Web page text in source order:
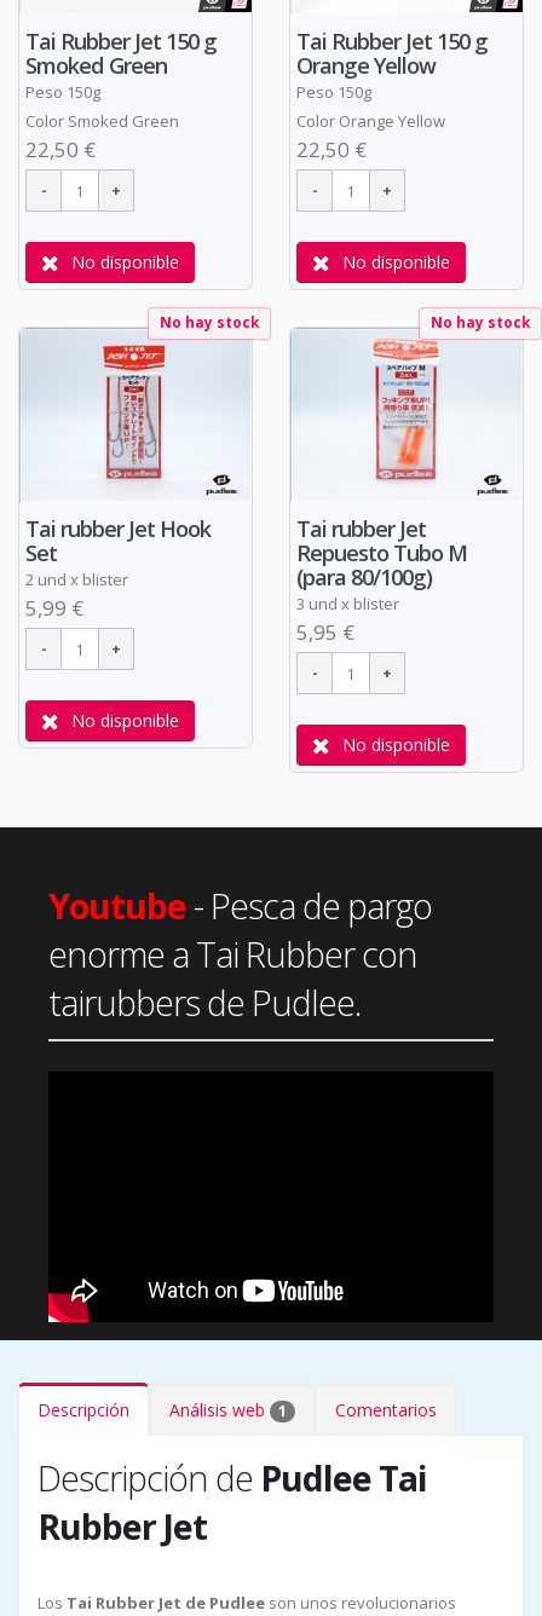
Tai Rubber Jet 150 g
Smoked Green
Peso 150g
Color Smoked Green
22,50 €
No disponible
Tai Rubber Jet 150 g
Orange Yellow
Peso 150g
Color Orange Yellow
22,50 €
No disponible
No hay stock
Tai rubber Jet Hook
Set
2 und x blister
5,99 €
No disponible
No hay stock
Tai rubber Jet
Repuesto Tubo M
(para 80/100g)
3 und x blister
5,95 €
No disponible
Youtube- Pesca de pargo
enorme a Tai Rubber con
tairubbers de Pudlee.
Descripción Análisis web 1 Comentarios
Descripción de Pudlee Tai
Rubber Jet
Los Tai Rubber Jet de Pudlee son unos revolucionarios